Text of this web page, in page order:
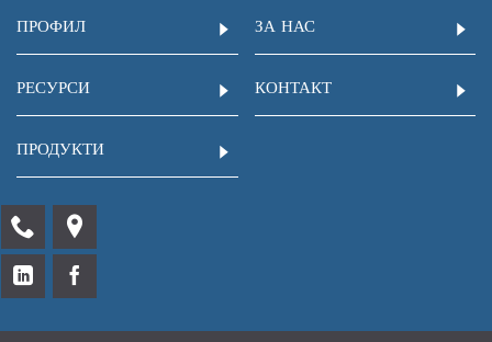
ПРОФИЛ ЗА НАС
РЕСУРСИ КОНТАКТ
ПРОДУКТИ